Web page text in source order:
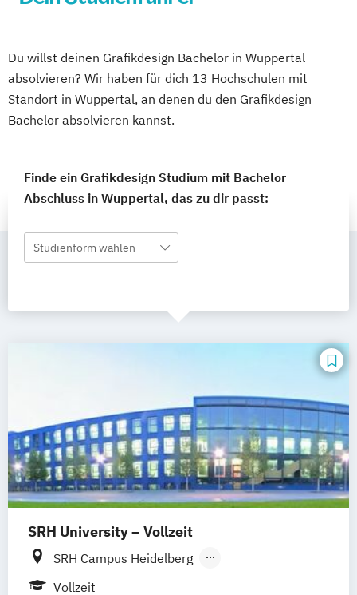
Du willst deinen Grafikdesign Bachelor in Wuppertal
absolvieren? Wir haben für dich 13 Hochschulen mit
Standort in Wuppertal, an denen du den Grafikdesign
Bachelor absolvieren kannst.
Finde ein Grafikdesign Studium mit Bachelor
Abschluss in Wuppertal, das zu dir passt:
Studienform wählen
SRH University – Vollzeit
SRH Campus Heidelberg
SRH Campus Berlin
Vollzeit